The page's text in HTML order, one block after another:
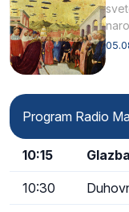
Program Radio
10:15 Glazba
10:30